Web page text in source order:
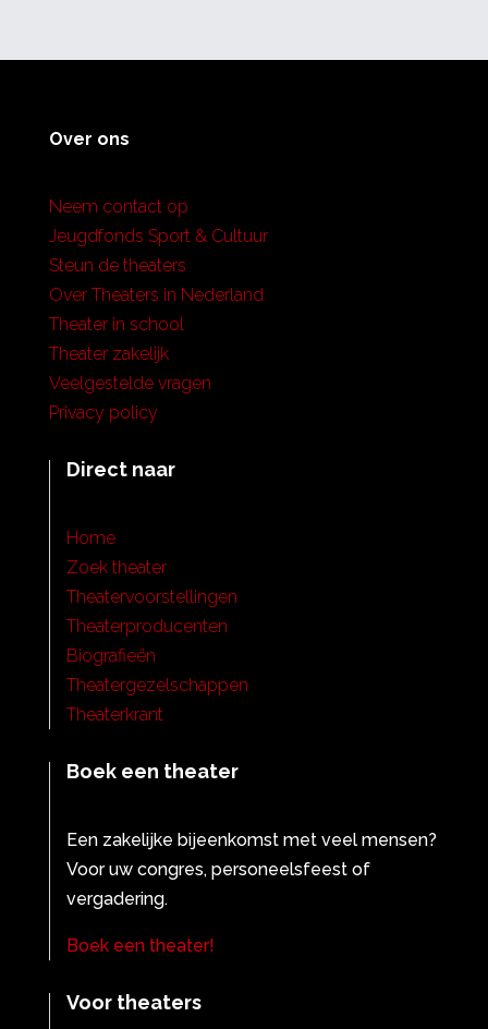
Over ons
Neem contact op
Jeugdfonds Sport & Cultuur
Steun de theaters
Over Theaters in Nederland
Theater in school
Theater zakelijk
Veelgestelde vragen
Privacy policy
Direct naar
Home
Zoek theater
Theatervoorstellingen
Theaterproducenten
Biografieën
Theatergezelschappen
Theaterkrant
Boek een theater
Een zakelijke bijeenkomst met veel mensen?
Voor uw congres, personeelsfeest of
vergadering.
Boek een theater!
Voor theaters